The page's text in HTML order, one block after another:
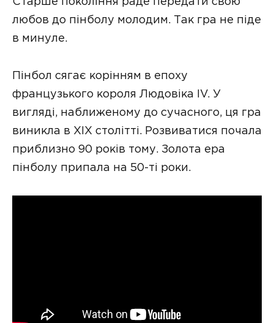
любов до пінболу молодим. Так гра не піде
в минуле.
Пінбол сягає корінням в епоху
французького короля Людовіка IV. У
вигляді, наближеному до сучасного, ця гра
виникла в ХІХ столітті. Розвиватися почала
приблизно 90 років тому. Золота ера
пінболу припала на 50-ті роки.